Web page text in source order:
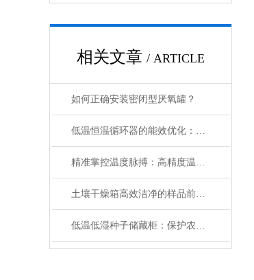
相关文章 / ARTICLE
如何正确安装密闭型厌氧罐？
低温恒温循环器的能效优化：如何节约能源消耗
精准掌控温度脉搏：高精度温控仪表补偿温度设置全攻略
土壤干燥箱高效洁净的样品前处理设备
低温低湿种子储藏柜：保护农业未来的关键设备